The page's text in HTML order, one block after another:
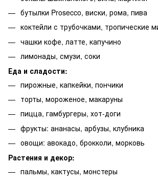
бутылки Prosecco, виски, рома, пива
коктейли с трубочками, тропические
чашки кофе, латте, капучино
лимонады, смузи, соки
Еда и сладости:
пирожные, капкейки, пончики
торты, мороженое, макаруны
пицца, гамбургеры, хот-доги
фрукты: ананасы, арбузы, клубника
овощи: авокадо, брокколи, морковь
Растения и декор:
пальмы, кактусы, монстеры